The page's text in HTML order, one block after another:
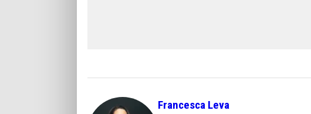
Francesca Leva